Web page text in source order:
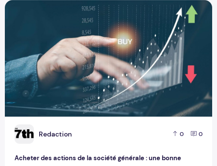
R Redaction 0 0
Acheter des actions de la société générale : une bonne
Acheter des actions de la société générale : une bonne